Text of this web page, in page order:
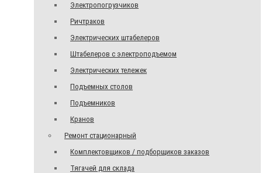
Электропогрузчиков
Ричтраков
Электрических штабелеров
Штабелеров с электроподъемом
Электрических тележек
Подъемных столов
Подъемников
Кранов
Ремонт стационарный
Комплектовщиков / подборщиков заказов
Тягачей для склада